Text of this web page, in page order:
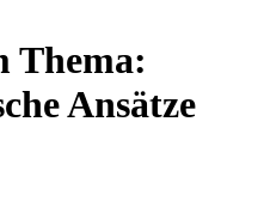
Thema:
Ansätze